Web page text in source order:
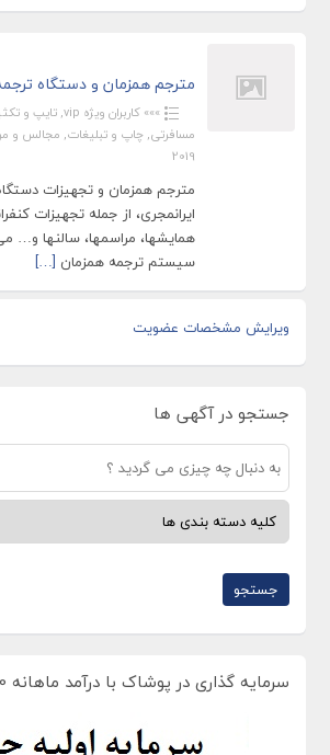
مترجم همزمان و دستگاه
»»» کاربران ویژه vip , تایپ و
مسافرتی, چاپ و تبلیغات, مجالس و
2019
مترجم همزمان و تجهیزات
ایرانمجری، از جمله تجهیزات
همایشها، مراسمها، سالنها و…
سیستم ترجمه همزمان […]
ویرایش مشخصات عضویت
جستجو در آگهی ها
سرمایه گذاری در پوشاک با درآمد ماهانه 30میلیون تومان